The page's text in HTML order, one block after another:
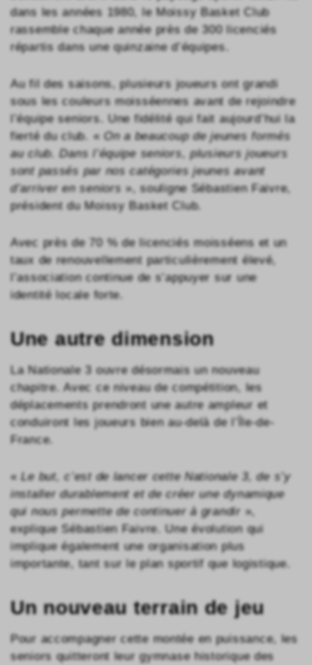
dans les années 1980, le Moissy Basket Club
rassemble chaque année près de 300 licenciés
répartis dans une quinzaine d’équipes.
Au fil des saisons, plusieurs joueurs ont grandi
sous les couleurs moisséennes avant de rejoindre
l’équipe seniors. Une fidélité qui fait aujourd’hui la
fierté du club. «On a beaucoup de jeunes formés
au club. Dans l’équipe seniors, plusieurs joueurs
sont passés par nos catégories jeunes avant
d’arriver en seniors », souligne Sébastien Faivre,
président du Moissy Basket Club.
Avec près de 70 % de licenciés moisséens et un
taux de renouvellement particulièrement élevé,
l’association continue de s’appuyer sur une
identité locale forte.
Une autre dimension
La Nationale 3 ouvre désormais un nouveau
chapitre. Avec ce niveau de compétition, les
déplacements prendront une autre ampleur et
conduiront les joueurs bien au-delà de l’Île-de-
France.
« Le but, c’est de lancer cette Nationale 3, de s’y
installer durablement et de créer une dynamique
qui nous permette de continuer à grandir »,
explique Sébastien Faivre. Une évolution qui
implique également une organisation plus
importante, tant sur le plan sportif que logistique.
Un nouveau terrain de jeu
Pour accompagner cette montée en puissance, les
seniors quitteront leur gymnase historique des